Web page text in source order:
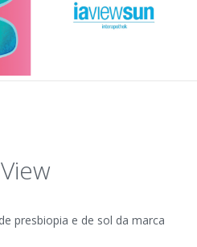
presbiopia e de sol da marca